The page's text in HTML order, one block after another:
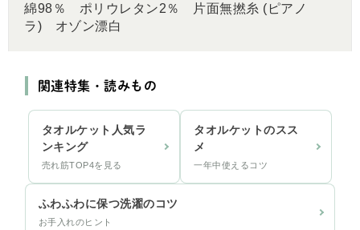
綿98％ ポリウレタン2％ 片面無撚糸 (ピアノ
ラ) オゾン漂白
関連特集・読みもの
タオルケット人気ラ
ンキング
売れ筋TOP4を見る
タオルケットのスス
メ
一年中使えるコツ
ふわふわに保つ洗濯のコツ
お手入れのヒント